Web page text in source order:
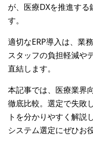
が、医療DXを推進す
す。
適切なERP導入は、業
スタッフの負担軽減や
直結します。
本記事では、医療業界
徹底比較。選定で失敗
トを分かりやすく解説
システム選定にぜひお